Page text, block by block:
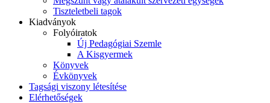
Tiszteletbeli tagok
Kiadványok
Folyóiratok
Új Pedagógiai Szemle
A Kisgyermek
Könyvek
Évkönyvek
Tagsági viszony létesítése
Elérhetőségek